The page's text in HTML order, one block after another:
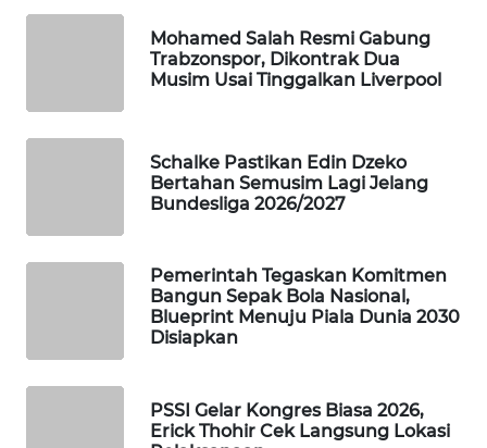
Mohamed Salah Resmi Gabung
Trabzonspor, Dikontrak Dua
Musim Usai Tinggalkan Liverpool
Schalke Pastikan Edin Dzeko
Bertahan Semusim Lagi Jelang
Bundesliga 2026/2027
Pemerintah Tegaskan Komitmen
Bangun Sepak Bola Nasional,
Blueprint Menuju Piala Dunia 2030
Disiapkan
PSSI Gelar Kongres Biasa 2026,
Erick Thohir Cek Langsung Lokasi
SPORT
WAHANA